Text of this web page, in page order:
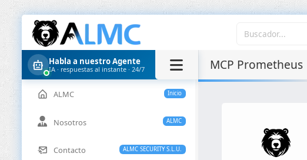
Habla a nuestro Agente
IA · respuestas al instante · 24/7
Inicio
ALMC
ALMC
Nosotros
ALMC SECURITY S.L.U.
Contacto
MCP Prometheus